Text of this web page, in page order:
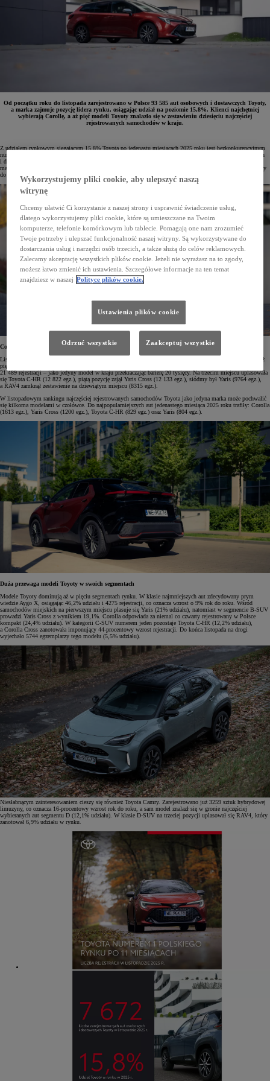
Od początku roku do listopada zarejestrowano w Polsce 93 585 aut osobowych i dostawczych Toyoty,
a marka zajmuje pozycję lidera rynku, osiągając udział na poziomie 15,8%. Klienci najchętniej
wybierają Corollę, a aż pięć modeli Toyoty znalazło się w zestawieniu dziesięciu najczęściej
rejestrowanych samochodów w kraju.
Z udziałem rynkowym sięgającym 15,8% Toyota po jedenastu miesiącach 2025 roku jest bezkonkurencyjnym
numerem jeden na polskim rynku. W tym okresie w kraju przybyło 93 585 nowych samochodów osobowych
i dostawczych, z czego 7672 zostały zarejestrowane tylko w listopadzie. Toyota jest najczęściej wybieraną
marką zarówno przez klientów firmowych, jak i prywatnych – w samym listopadzie przedsiębiorstwa dopisały
do rejestrów 5502 auta, a osoby indywidualne 2170.
Corolla najpopularniejszym modelem
Lista dziesięciu najczęściej rejestrowanych modeli wyraźnie podkreśla przewagę Toyoty na polskim rynku. Aż
pięć samochodów marki trafiło do zestawienia, a niezmiennym liderem pozostaje Corolla, która osiągnęła
21 489 rejestracji – jako jedyny model w kraju przekraczając barierę 20 tysięcy. Na trzecim miejscu uplasowała
się Toyota C-HR (12 822 egz.), piątą pozycję zajął Yaris Cross (12 133 egz.), siódmy był Yaris (9764 egz.),
a RAV4 zamknął zestawienie na dziewiątym miejscu (8315 egz.).
W listopadowym rankingu najczęściej rejestrowanych samochodów Toyota jako jedyna marka może pochwalić
się kilkoma modelami w czołówce. Do najpopularniejszych aut jedenastego miesiąca 2025 roku trafiły: Corolla
(1613 egz.), Yaris Cross (1200 egz.), Toyota C-HR (829 egz.) oraz Yaris (804 egz.).
Duża przewaga modeli Toyoty w swoich segmentach
Modele Toyoty dominują aż w pięciu segmentach rynku. W klasie najmniejszych aut zdecydowany prym
wiedzie Aygo X, osiągając 46,2% udziału i 4275 rejestracji, co oznacza wzrost o 9% rok do roku. Wśród
samochodów miejskich na pierwszym miejscu plasuje się Yaris (21% udziału), natomiast w segmencie B-SUV
prowadzi Yaris Cross z wynikiem 19,1%. Corolla odpowiada za niemal co czwarty rejestrowany w Polsce
kompakt (24,4% udziału). W kategorii C-SUV numerem jeden pozostaje Toyota C-HR (12,2% udziału),
a Corolla Cross zanotowała imponujący 44-procentowy wzrost rejestracji. Do końca listopada na drogi
wyjechało 5744 egzemplarzy tego modelu (5,5% udziału).
Niesłabnącym zainteresowaniem cieszy się również Toyota Camry. Zarejestrowano już 3259 sztuk hybrydowej
limuzyny, co oznacza 16-procentowy wzrost rok do roku, a sam model znalazł się w gronie najczęściej
wybieranych aut segmentu D (12,1% udziału). W klasie D-SUV na trzeciej pozycji uplasował się RAV4, który
zanotował 6,9% udziału w rynku.
Wykorzystujemy pliki cookie, aby ulepszyć naszą
witrynę
Chcemy ułatwić Ci korzystanie z naszej strony i usprawnić świadczenie usług,
dlatego wykorzystujemy pliki cookie, które są umieszczane na Twoim
komputerze, telefonie komórkowym lub tablecie. Pomagają one nam zrozumieć
Twoje potrzeby i ulepszać funkcjonalność naszej witryny. Są wykorzystywane do
dostarczania usług i narzędzi osób trzecich, a także służą do celów reklamowych.
Zalecamy akceptację wszystkich plików cookie. Jeżeli nie wyrażasz na to zgody,
możesz łatwo zmienić ich ustawienia. Szczegółowe informacje na ten temat
znajdziesz w naszej Polityce plików cookie.
Ustawienia plików cookie
Odrzuć wszystkie Zaakceptuj wszystkie